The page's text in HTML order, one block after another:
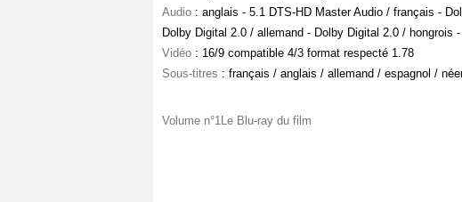
Audio : anglais - 5.1 DTS-HD Master Audio / français -
Dolby Digital 2.0 / allemand - Dolby Digital 2.0 / hongrois
Vidéo : 16/9 compatible 4/3 format respecté 1.78
Sous-titres : français / anglais / allemand / espagnol /
Volume n°1Le Blu-ray du film